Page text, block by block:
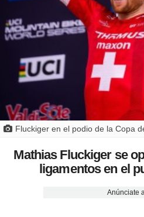
Fluckiger en el podio de la Copa
Mathias Fluckiger se
ligamentos en el
Anúnciate